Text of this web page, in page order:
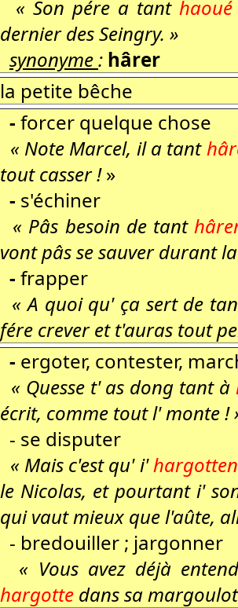
« Son pére a tant haoué
dernier des Seingry. »
synonyme: hârer
la petite bêche
- forcer quelque chose
« Note Marcel, il a tant
tout casser !»
- s'échiner
« Pâs besoin de tant
vont pâs se sauver durant
- frapper
« A quoi qu' ça sert de
fére crever et t'auras tout
- ergoter, contester,
« Quesse t' as dong tant à
écrit, comme tout l' monte !
- se disputer
« Mais c'est qu' i'
le Nicolas, et pourtant i'
qui vaut mieux que l'aûte,
- bredouiller ; jargonner
« Vous avez déjà
hargotte dans sa